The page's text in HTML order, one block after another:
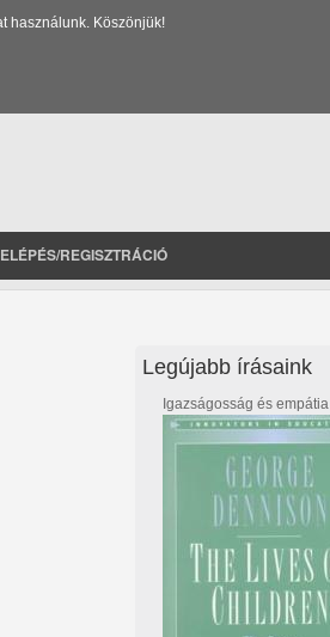
használunk. Köszönjük!
REGISZTRÁCIÓ
Legújabb írásaink
Igazságosság és empátia